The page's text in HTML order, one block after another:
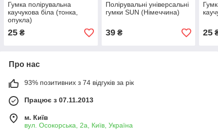
Гумка полірувальна
каучукова біла (тонка,
опукла)
25 ₴
Полірувальні універсальні
гумки SUN (Німеччина)
39₴ 25
Про нас
93% позитивних з 74 відгуків за рік
Працює з 07.11.2013
м. Київ
вул. Осокорська, 2а, Київ, Україна